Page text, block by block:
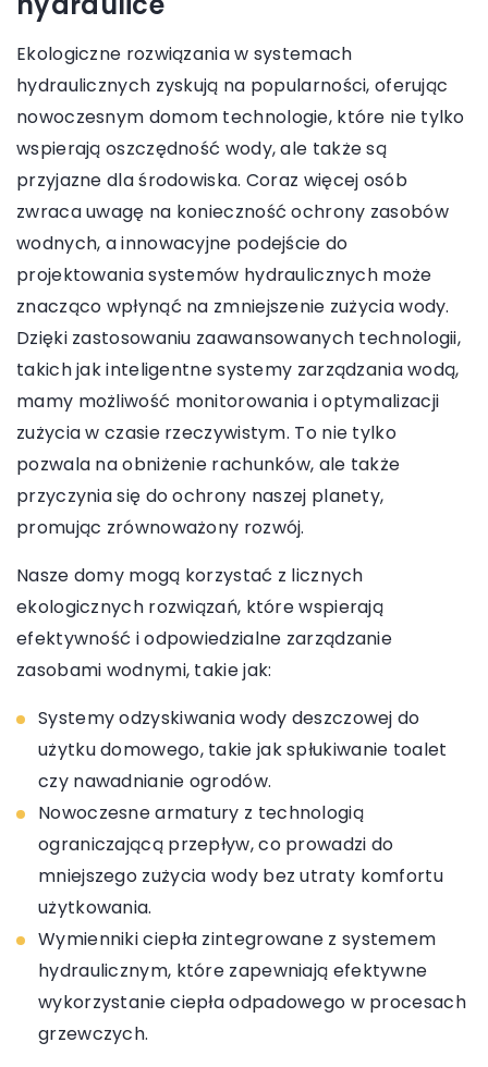
Ekologiczne rozwiązania w systemach
hydraulicznych zyskują na popularności, oferując
nowoczesnym domom technologie, które nie tylko
wspierają oszczędność wody, ale także są
przyjazne dla środowiska. Coraz więcej osób
zwraca uwagę na konieczność ochrony zasobów
wodnych, a innowacyjne podejście do
projektowania systemów hydraulicznych może
znacząco wpłynąć na zmniejszenie zużycia wody.
Dzięki zastosowaniu zaawansowanych technologii,
takich jak inteligentne systemy zarządzania wodą,
mamy możliwość monitorowania i optymalizacji
zużycia w czasie rzeczywistym. To nie tylko
pozwala na obniżenie rachunków, ale także
przyczynia się do ochrony naszej planety,
promując zrównoważony rozwój.
Nasze domy mogą korzystać z licznych
ekologicznych rozwiązań, które wspierają
efektywność i odpowiedzialne zarządzanie
zasobami wodnymi, takie jak:
Systemy odzyskiwania wody deszczowej do
użytku domowego, takie jak spłukiwanie toalet
czy nawadnianie ogrodów.
Nowoczesne armatury z technologią
ograniczającą przepływ, co prowadzi do
mniejszego zużycia wody bez utraty komfortu
użytkowania.
Wymienniki ciepła zintegrowane z systemem
hydraulicznym, które zapewniają efektywne
wykorzystanie ciepła odpadowego w procesach
grzewczych.